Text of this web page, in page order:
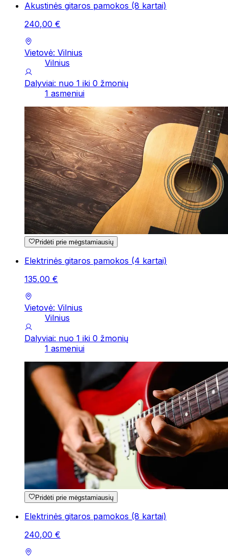
Akustinės gitaros pamokos (8 kartai)
240,00 €
Vietovė: Vilnius
Vilnius
Dalyviai: nuo 1 iki 0 žmonių
1 asmeniui
Pridėti prie mėgstamiausių
Elektrinės gitaros pamokos (4 kartai)
135,00 €
Vietovė: Vilnius
Vilnius
Dalyviai: nuo 1 iki 0 žmonių
1 asmeniui
Pridėti prie mėgstamiausių
Elektrinės gitaros pamokos (8 kartai)
240,00 €